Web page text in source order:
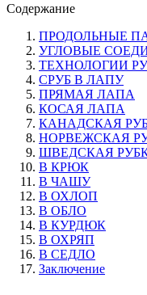
Содержание
ПРОДОЛЬНЫЕ
УГЛОВЫЕ
ТЕХНОЛОГИИ
СРУБ В ЛАПУ
ПРЯМАЯ ЛАПА
КОСАЯ ЛАПА
КАНАДСКАЯ
НОРВЕЖСКАЯ
ШВЕДСКАЯ
В КРЮК
В ЧАШУ
В ОХЛОП
В ОБЛО
В КУРДЮК
В ОХРЯП
В СЕДЛО
Заключение